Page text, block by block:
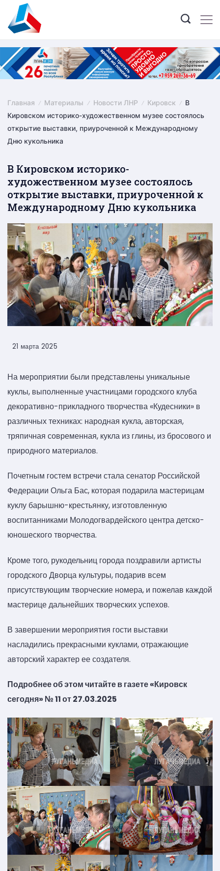
content
Главная Материалы Новости ЛНР Кировск
В
Кировском историко-художественном музее состоялось
открытие выставки, приуроченной к Международному
Дню кукольника
В Кировском историко-
художественном музее состоялось
открытие выставки, приуроченной к
Международному Дню кукольника
21 марта 2025
На мероприятии были представлены уникальные
куклы, выполненные участницами городского клуба
декоративно-прикладного творчества «Кудесники» в
различных техниках: народная кукла, авторская,
тряпичная современная, кукла из глины, из бросового и
природного материалов.
Почетным гостем встречи стала сенатор Российской
Федерации Ольга Бас, которая подарила мастерицам
куклу барышню-крестьянку, изготовленную
воспитанниками Молодогвардейского центра детско-
юношеского творчества.
Кроме того, рукодельниц города поздравили артисты
городского Дворца культуры, подарив всем
присутствующим творческие номера, и пожелав каждой
мастерице дальнейших творческих успехов.
В завершении мероприятия гости выставки
насладились прекрасными куклами, отражающие
авторский характер ее создателя.
Подробнее об этом читайте в газете «Кировск
сегодня» № 11 от 27.03.2025